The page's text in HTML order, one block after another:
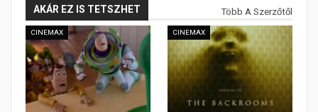
AKÁR EZ IS TETSZHET Több A Szerzőtől
CINEMAX CINEMAX